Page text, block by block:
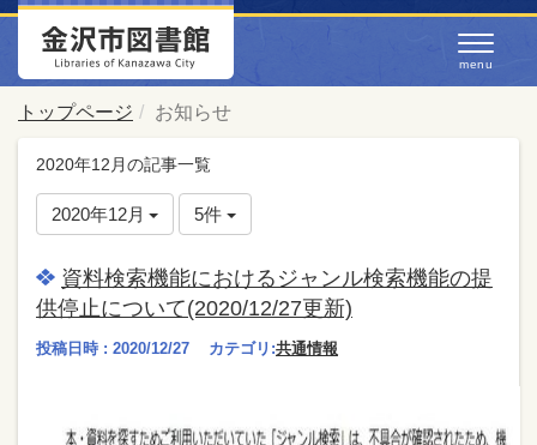
トップページ お知らせ
2020年12月の記事一覧
2020年12月 5件
資料検索機能におけるジャンル検索機能の提
供停止について(2020/12/27更新)
投稿日時 : 2020/12/27 カテゴリ:共通情報